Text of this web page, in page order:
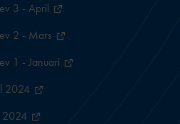
3 - April
2 - Mars
1 - Januari
2024
2024